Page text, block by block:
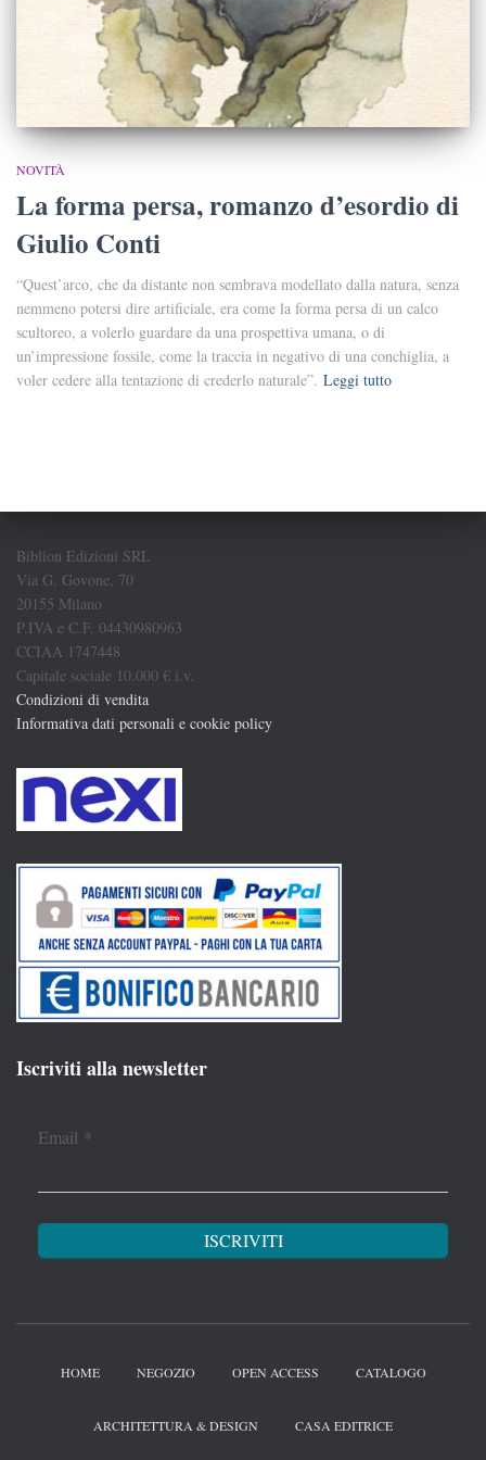
NOVITÀ
La forma persa, romanzo d’esordio di
Giulio Conti
“Quest’arco, che da distante non sembrava modellato dalla natura, senza
nemmeno potersi dire artificiale, era come la forma persa di un calco
scultoreo, a volerlo guardare da una prospettiva umana, o di
un’impressione fossile, come la traccia in negativo di una conchiglia, a
voler cedere alla tentazione di crederlo naturale”. Leggi tutto
Biblion Edizioni SRL
Via G. Govone, 70
20155 Milano
P.IVA e C.F. 04430980963
CCIAA 1747448
Capitale sociale 10.000 € i.v.
Condizioni di vendita
Informativa dati personali e cookie policy
Iscriviti alla newsletter
Email *
HOME NEGOZIO OPEN ACCESS CATALOGO
ARCHITETTURA & DESIGN CASA EDITRICE